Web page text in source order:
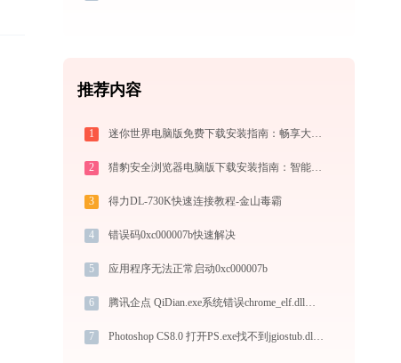
推荐内容
1 迷你世界电脑版免费下载安装指南：畅享大屏沙盒创造与联机乐趣
2 猎豹安全浏览器电脑版下载安装指南：智能极速双核，畅享安全无弹窗上网体验
3 得力DL-730K快速连接教程-金山毒霸
4 错误码0xc000007b快速解决
5 应用程序无法正常启动0xc000007b
6 腾讯企点 QiDian.exe系统错误chrome_elf.dll丢失如何解决
7 Photoshop CS8.0 打开PS.exe找不到jgiostub.dll怎么办